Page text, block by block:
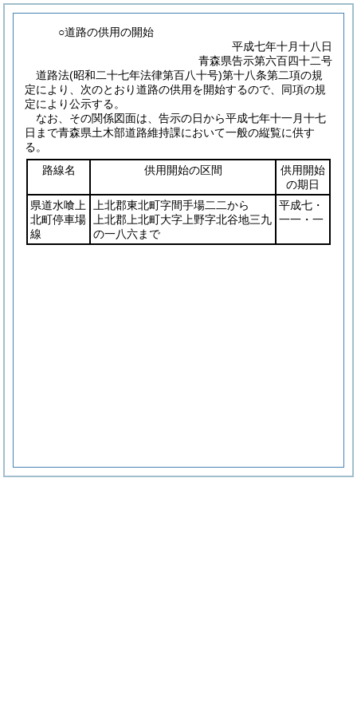
○道路の供用の開始
平成七年十月十八日
青森県告示第六百四十二号
道路法(昭和二十七年法律第百八十号)第十八条第二項の規
定により、次のとおり道路の供用を開始するので、同項の規
定により公示する。
なお、その関係図面は、告示の日から平成七年十一月十七
日まで青森県土木部道路維持課において一般の縦覧に供す
る。
路線名
供用開始の区間
供用開始
の期日
県道水喰上
北町停車場
線
上北郡東北町字間手場二二から
上北郡上北町大字上野字北谷地三九
の一八六まで
平成七・
一一・一